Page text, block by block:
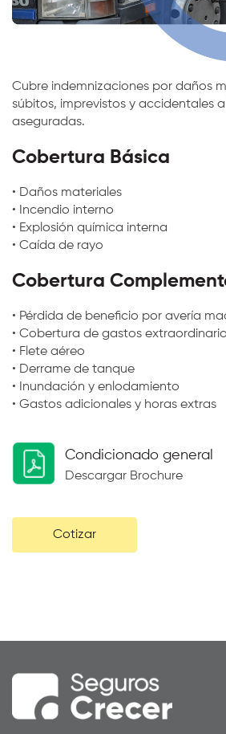
Cubre indemnizaciones por daños
súbitos, imprevistos y accidentales
aseguradas.
Cobertura Básica
• Daños materiales
• Incendio interno
• Explosión química interna
• Caída de rayo
Cobertura
• Pérdida de beneficio por avería
• Cobertura de gastos
• Flete aéreo
• Derrame de tanque
• Inundación y enlodamiento
• Gastos adicionales y horas extras
Condicionado general
Descargar Brochure
Cotizar